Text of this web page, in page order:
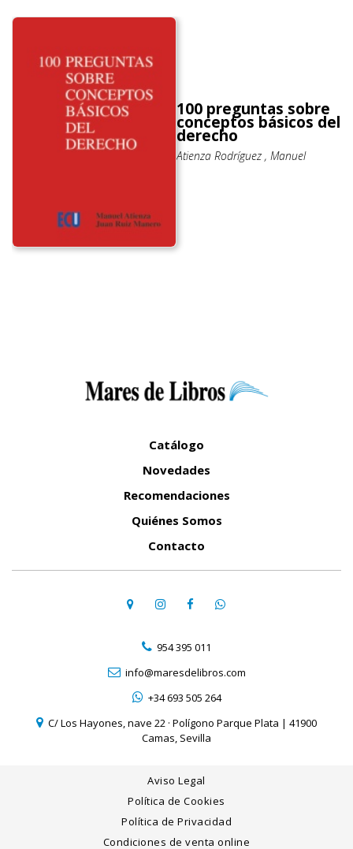
100 preguntas sobre
conceptos básicos del
derecho
Atienza Rodríguez , Manuel
Catálogo
Novedades
Recomendaciones
Quiénes Somos
Contacto
954 395 011
info@maresdelibros.com
+34 693 505 264
C/ Los Hayones, nave 22 · Polígono Parque Plata | 41900
Camas, Sevilla
Aviso Legal
Política de Cookies
Política de Privacidad
Condiciones de venta online